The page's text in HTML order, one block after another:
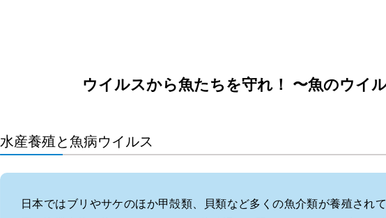
ウイルスから魚たちを守れ！ 〜魚のウイ
水産養殖と魚病ウイルス
日本ではブリやサケのほか甲殻類、貝類など多くの魚介類が養殖され